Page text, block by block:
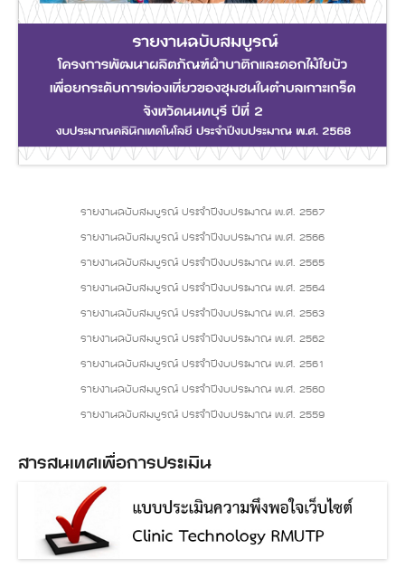
รายงานฉบับสมบูรณ์ ประจำปีงบประมาณ พ.ศ. 2567
รายงานฉบับสมบูรณ์ ประจำปีงบประมาณ พ.ศ. 2566
รายงานฉบับสมบูรณ์ ประจำปีงบประมาณ พ.ศ. 2565
รายงานฉบับสมบูรณ์ ประจำปีงบประมาณ พ.ศ. 2564
รายงานฉบับสมบูรณ์ ประจำปีงบประมาณ พ.ศ. 2563
รายงานฉบับสมบูรณ์ ประจำปีงบประมาณ พ.ศ. 2562
รายงานฉบับสมบูรณ์ ประจำปีงบประมาณ พ.ศ. 2561
รายงานฉบับสมบูรณ์ ประจำปีงบประมาณ พ.ศ. 2560
รายงานฉบับสมบูรณ์ ประจำปีงบประมาณ พ.ศ. 2559
สารสนเทศเพื่อการประเมิน